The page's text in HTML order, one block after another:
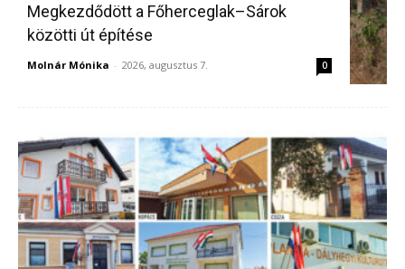
Megkezdődött a Főherceglak–Sárok
közötti út építése
Molnár Mónika - 2026, augusztus 7. 0